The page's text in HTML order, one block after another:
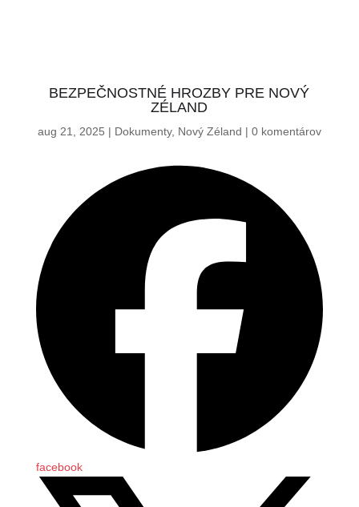
BEZPEČNOSTNÉ HROZBY PRE NOVÝ
ZÉLAND
aug 21, 2025 | Dokumenty, Nový Zéland | 0 komentárov
facebook